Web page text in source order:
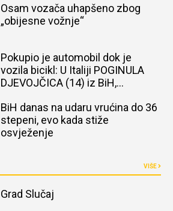
Osam vozača uhapšeno zbog
„obijesne vožnje“
Pokupio je automobil dok je
vozila bicikl: U Italiji POGINULA
DJEVOJČICA (14) iz BiH,
BiH danas na udaru vrućina do 36
stepeni, evo kada stiže
osvježenje
VIŠE
Grad Slučaj